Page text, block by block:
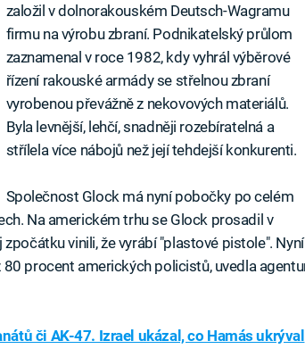
založil v dolnorakouském Deutsch-Wagramu
firmu na výrobu zbraní. Podnikatelský průlom
zaznamenal v roce 1982, kdy vyhrál výběrové
řízení rakouské armády se střelnou zbraní
vyrobenou převážně z nekovových materiálů.
Byla levnější, lehčí, snadněji rozebíratelná a
střílela více nábojů než její tehdejší konkurenti.
Společnost Glock má nyní pobočky po celém
Na americkém trhu se Glock prosadil v
vinili, že vyrábí "plastové pistole". Nyní
procent amerických policistů, uvedla
či AK-47. Izrael ukázal, co Hamás ukrýval